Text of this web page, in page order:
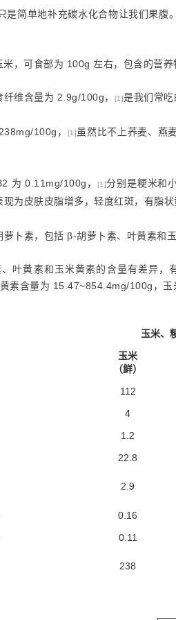
是简单地补充碳水化合物让我们果腹
，可食部为 100g 左右，包含的营养
维含量为 2.9g/100g， [1]是我们常吃
100g， [1] 虽然比不上荞麦、燕
为 0.11mg/100g， [1]分别是粳米和
为皮肤皮脂增多，轻度红斑，有脂状
卜素，包括 β-胡萝卜素、叶黄素和
叶黄素和玉米黄素的含量有差异
素含量为 15.47~854.4mg/100g，玉
玉米、
玉米
（鲜）
112
4
1.2
22.8
2.9
0.16
0.11
238